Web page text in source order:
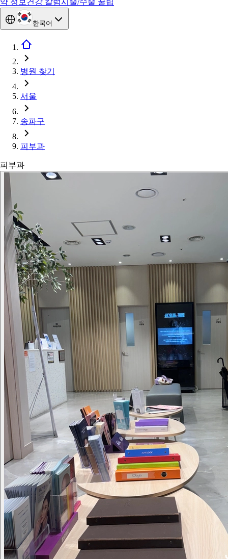
약 정보 건강 칼럼시술/수술 꿀팁
한국어
병원 찾기
서울
송파구
피부과
피부과